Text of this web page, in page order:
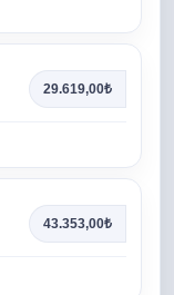
29.619,00₺
43.353,00₺